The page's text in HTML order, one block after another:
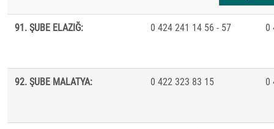
91. ŞUBE ELAZIĞ: 0 424 241 14 56 - 57 0
92. ŞUBE MALATYA: 0 422 323 83 15 0